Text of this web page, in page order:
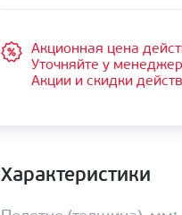
Акционная цена
Уточняйте у
Акции и скидки
Характеристики